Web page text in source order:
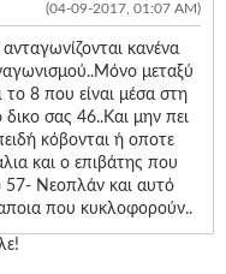
(04-09-2017, 01:07 AM)
κανένα
μεταξύ
το 8 που είναι μέσα στη
σας 46..Και μην πει
κόβονται ή οποτε
και ο επιβάτης που
57- Νεοπλάν και αυτό
που κυκλοφορούν..